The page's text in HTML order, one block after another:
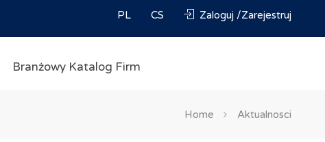
PL CS Zaloguj /Zarejestruj
Branżowy Katalog Firm
Home Aktualnosci